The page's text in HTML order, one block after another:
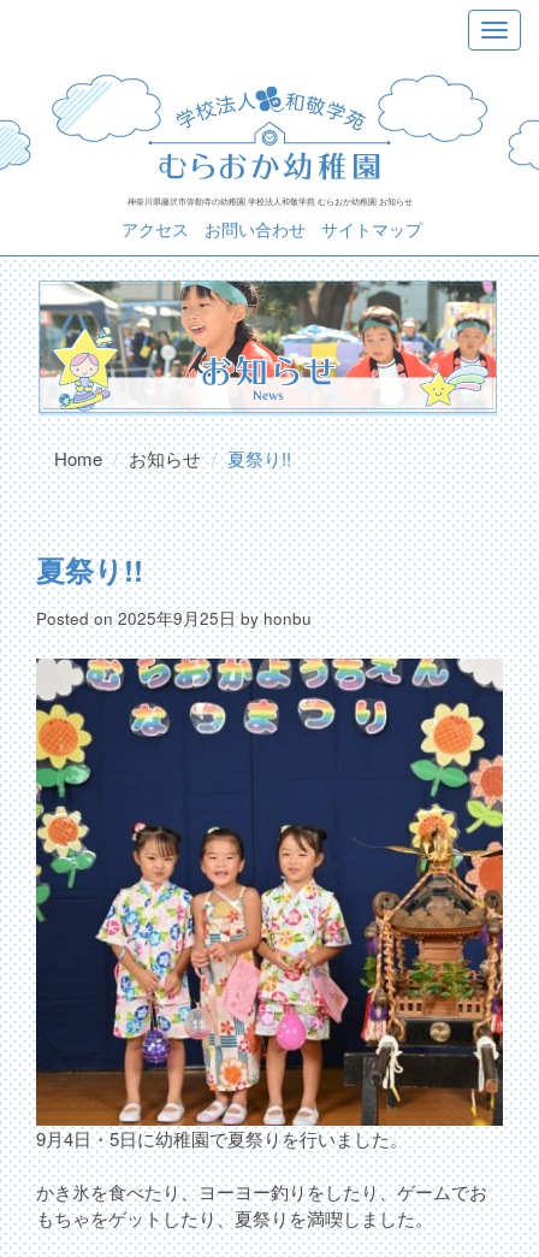
Toggle
神奈川県藤沢市弥勒寺の幼稚園 学校法人和敬学苑 むらおか幼稚園 お知らせ
アクセス お問い合わせ サイトマップ
Home お知らせ 夏祭り!!
夏祭り!!
Posted on2025年9月25日byhonbu
9月4日・5日に幼稚園で夏祭りを行いました。
かき氷を食べたり、ヨーヨー釣りをしたり、ゲームでお
もちゃをゲットしたり、夏祭りを満喫しました。